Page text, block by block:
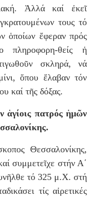
Ἀλλά καί ἐκεῖ
τους τό
ὁποίων ἔφεραν πρός
πληροφορη-θείς ἡ
σκληρά, νά
ὅπου ἔλαβαν τόν
καί τῆς δόξας.
ἁγίοις πατρός ἡμῶν
Θεσσαλονίκης,
συμμετεῖχε στήν Α΄
τό 325 μ.Χ. στή
τίς αἱρετικές